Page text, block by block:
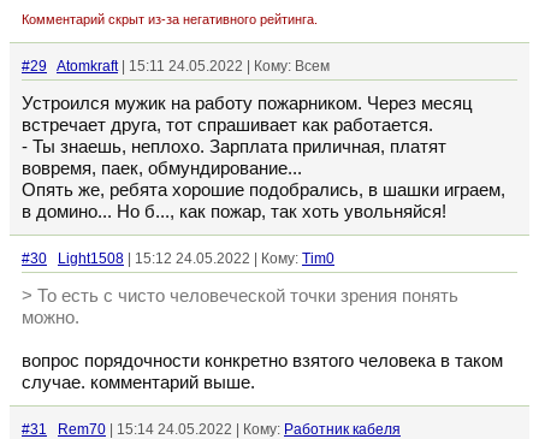
Комментарий скрыт из-за негативного рейтинга.
#29 Atomkraft| 15:11 24.05.2022 | Кому: Всем
Устроился мужик на работу пожарником. Через месяц
встречает друга, тот спрашивает как работается.
- Ты знаешь, неплохо. Зарплата приличная, платят
вовремя, паек, обмундирование...
Опять же, ребята хорошие подобрались, в шашки играем,
в домино... Но б..., как пожар, так хоть увольняйся!
#30 Light1508 | 15:12 24.05.2022 | Кому: Tim0
> То есть с чисто человеческой точки зрения понять
можно.
вопрос порядочности конкретно взятого человека в таком
случае. комментарий выше.
#31 Rem70 | 15:14 24.05.2022 | Кому: Работник кабеля